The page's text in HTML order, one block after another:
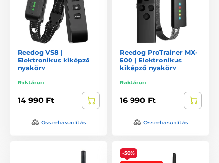
Reedog VS8 |
Elektronikus kiképző
nyakörv
Raktáron
14 990 Ft
Összehasonlítás
Reedog ProTrainer MX-
500 | Elektronikus
kiképző nyakörv
Raktáron
16 990 Ft
Összehasonlítás
-50%